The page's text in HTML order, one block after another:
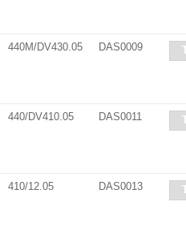
440M/DV430.05 DAS0009
440/DV410.05 DAS0011
410/12.05 DAS0013